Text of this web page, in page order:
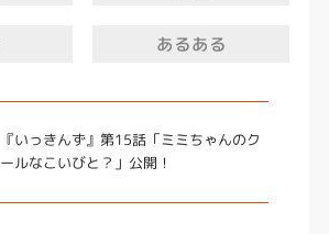
あるある
『いっきんず』第15話「ミミちゃんのク
ールなこいびと？」公開！